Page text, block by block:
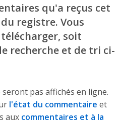
qu'a reçus cet
registre. Vous
soit
recherche et de tri ci-
pas affichés en ligne.
l'état du commentaire et
aux commentaires et à la